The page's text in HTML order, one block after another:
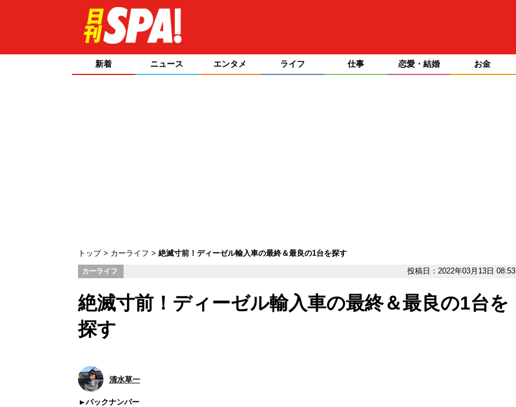
新着 ニュース エンタメ ライフ 仕事 恋愛・結婚 お金
トップ カーライフ 絶滅寸前！ディーゼル輸入車の最終＆最良の1台を探す
カーライフ 投稿日：2022年03月13日 08:53
絶滅寸前！ディーゼル輸入車の最終＆最良の1台を
探す
清水草一
バックナンバー